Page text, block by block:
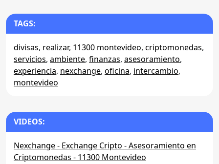
TAGS:
divisas, realizar, 11300 montevideo, criptomonedas,
servicios, ambiente, finanzas, asesoramiento,
experiencia, nexchange, oficina, intercambio,
montevideo
VIDEOS:
Nexchange - Exchange Cripto - Asesoramiento en
Criptomonedas - 11300 Montevideo